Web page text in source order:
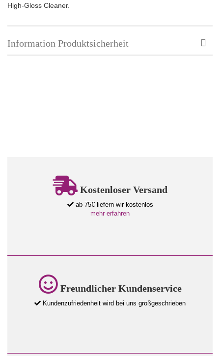
High-Gloss Cleaner.
Information Produktsicherheit
Kostenloser Versand
ab 75€ liefern wir kostenlos
mehr erfahren
Freundlicher Kundenservice
Kundenzufriedenheit wird bei uns großgeschrieben